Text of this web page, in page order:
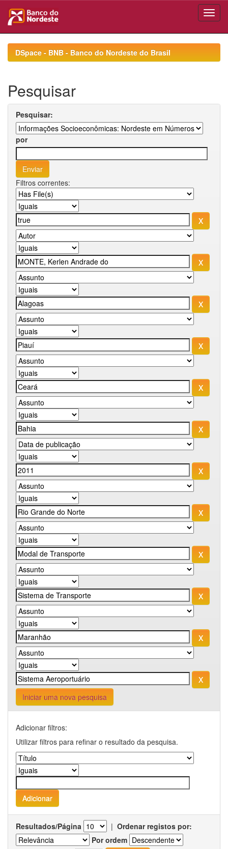
navigationDSpace - BNB - Banco do Nordeste do Brasil
Pesquisar
Pesquisar:
por
Filtros correntes:
Iniciar uma nova pesquisa
Adicionar filtros:
Utilizar filtros para refinar o resultado da pesquisa.
Resultados/Página | Ordenar registos por:
Por ordem